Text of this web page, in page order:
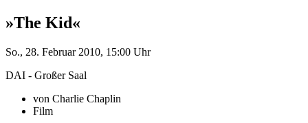
»The Kid«
So., 28. Februar 2010, 15:00 Uhr
DAI - Großer Saal
von Charlie Chaplin
Film